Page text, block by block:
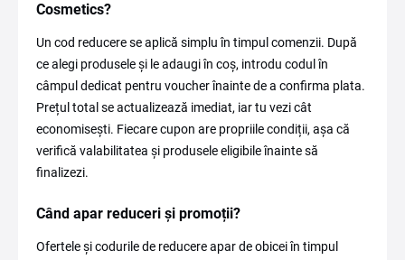
Cosmetics?
Un cod reducere se aplică simplu în timpul comenzii. După
ce alegi produsele și le adaugi în coș, introdu codul în
câmpul dedicat pentru voucher înainte de a confirma plata.
Prețul total se actualizează imediat, iar tu vezi cât
economisești. Fiecare cupon are propriile condiții, așa că
verifică valabilitatea și produsele eligibile înainte să
finalizezi.
Când apar reduceri și promoții?
Ofertele și codurile de reducere apar de obicei în timpul